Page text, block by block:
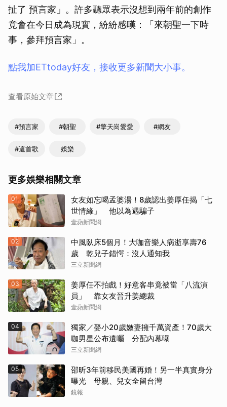
扯了 預言家」。許多聽眾表示沒想到兩年前的創作
竟會在今日成為現實，紛紛感嘆：「來朝聖一下時
事，參拜預言家」。
點我加ETtoday好友，接收更多新聞大小事。
查看原始文章
#預言家 #朝聖 #擎天崗愛愛 #網友
#這首歌 娛樂
更多娛樂相關文章
01
女友如忘喝孟婆湯！8歲認出姜厚任揭「七
世情緣」 他以為遇騙子
壹蘋新聞網
02
中風臥床5個月！大咖音樂人病逝享壽76
歲 乾兒子錯愕：沒人通知我
三立新聞網
03
姜厚任不拍戲！好意客串竟被當「八流演
員」 靠女友晉升姜總裁
壹蘋新聞網
04
獨家／娶小20歲嫩妻擁千萬資產！70歲大
咖男星公布遺囑 分配內幕曝
三立新聞網
05
邵昕3年前移民美國再婚！另一半真實身分
曝光 母親、兒女全留台灣
鏡報